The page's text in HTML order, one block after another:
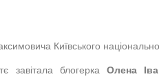
Київського
завітала блогеркаОлена